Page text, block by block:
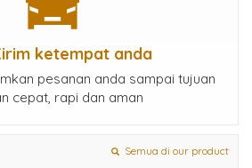
ketempat anda
pesanan anda sampai tujuan
cepat, rapi dan aman
Semua di our product